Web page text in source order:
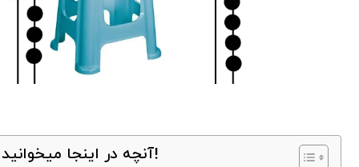
آنچه در اینجا میخوانید!